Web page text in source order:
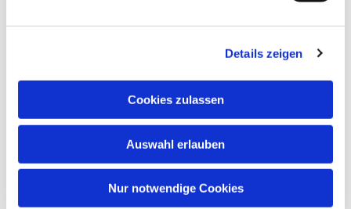
Details zeigen
Cookies zulassen
Auswahl erlauben
Nur notwendige Cookies
Dies könnte Sie auch
interessieren